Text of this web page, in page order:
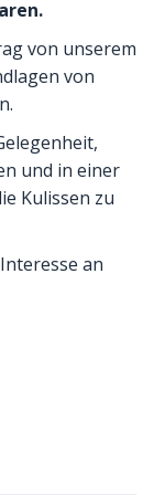
von unserem
von
und in einer
Kulissen zu
an